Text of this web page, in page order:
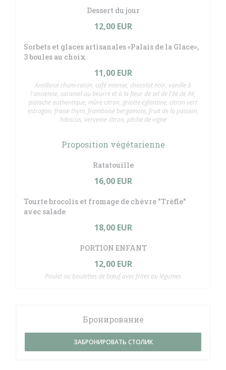
Dessert du jour
12,00 EUR
Sorbets et glaces artisanales «Palais de la Glace»,
3 boules au choix
11,00 EUR
Antillaise rhum-raisin, café intense, chocolat noir, vanille à
l'ancienne, caramel au beurre et à la fleur de sel de l'Ile de Ré,
pistache authentique, mûre citron, griotte églantine, citron vert
estragon, fraise thym, framboise bergamote, fruit de la passion,
hibiscus, verveine citron, pêche de vigne
Proposition végétarienne
Ratatouille
16,00 EUR
Tourte brocolis et fromage de chèvre "Trèfle"
avec salade
18,00 EUR
PORTION ENFANT
12,00 EUR
Poulet ou boulettes de bœuf avec frites ou légumes
Бронирование
ЗАБРОНИРОВАТЬ СТОЛИК